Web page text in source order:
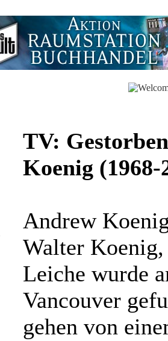
TV:
Koenig (1968-
Andrew
Walter
Leiche wurde
Vancouver
gehen von